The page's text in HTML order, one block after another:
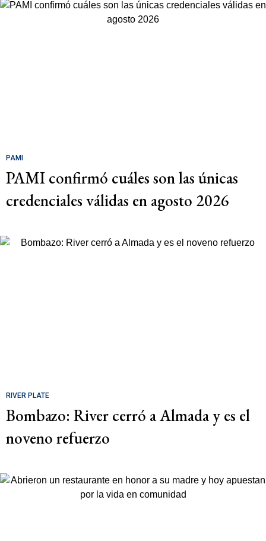
PAMI
PAMI confirmó cuáles son las únicas
credenciales válidas en agosto 2026
RIVER PLATE
Bombazo: River cerró a Almada y es el
noveno refuerzo